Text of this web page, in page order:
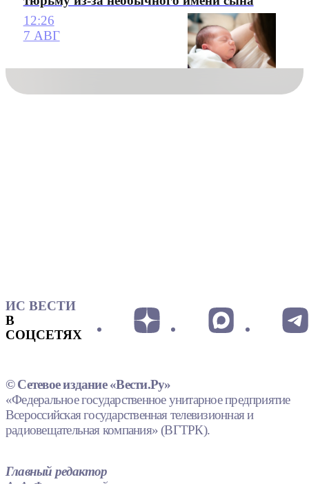
12:26
7 АВГ
ИС ВЕСТИ
В
СОЦСЕТЯХ
© Сетевое издание «Вести.Ру»
«Федеральное государственное унитарное предприятие
Всероссийская государственная телевизионная и
радиовещательная компания» (ВГТРК).
Главный редактор